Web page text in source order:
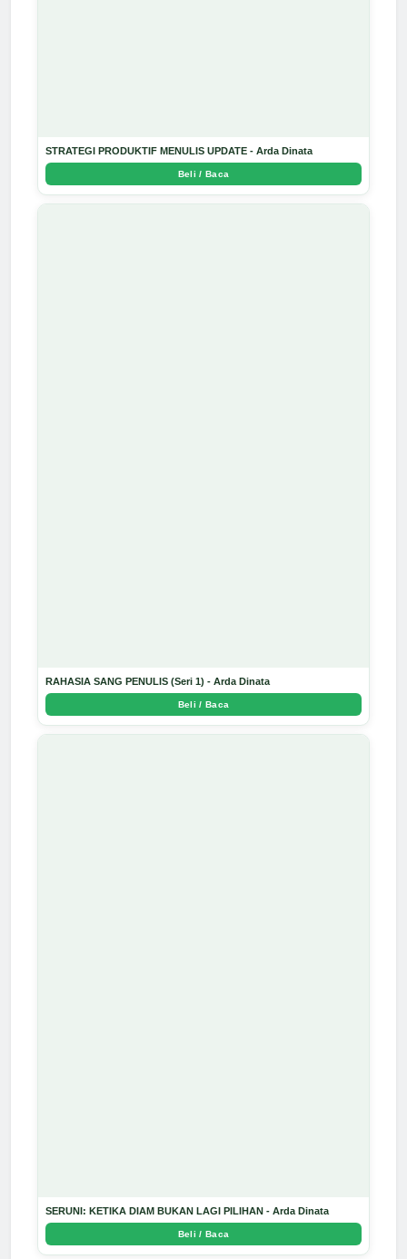
STRATEGI PRODUKTIF MENULIS UPDATE - Arda Dinata
Beli / Baca
RAHASIA SANG PENULIS (Seri 1) - Arda Dinata
Beli / Baca
SERUNI: KETIKA DIAM BUKAN LAGI PILIHAN - Arda Dinata
Beli / Baca